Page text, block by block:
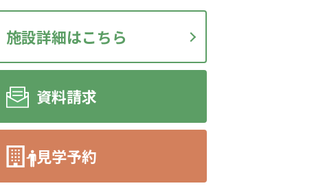
施設詳細はこちら
資料請求
見学予約